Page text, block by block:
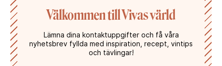
Välkommen till Vivas värld
Lämna dina kontaktuppgifter och få våra
nyhetsbrev fyllda med inspiration, recept, vintips
och tävlingar!